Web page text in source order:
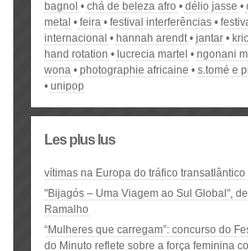
bagnol
chá de beleza afro délio jasse
metal
feira festival interferências
internacional
hannah arendt jantar kriol
hand rotation
lucrecia martel
ngonani
wona
photographie africaine
s.tomé e
unipop
Les plus lus
vítimas na Europa do tráfico transatlântico
"Bijagós – Uma Viagem ao Sul Global",
Ramalho
“Mulheres que carregam”: concurso do
do Minuto reflete sobre a força feminina